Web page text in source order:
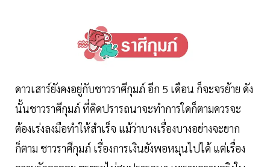
ดาวเสาร์ยังคงอยู่กับชาวราศีกุมภ์ อีก 5 เดือน ก็จะจรย้าย ดัง
นั้นชาวราศีกุมภ์ ที่คิดปรารถนาจะทำการใดก็ตามควรจะ
ต้องเร่งลงมือทำให้สำเร็จ แม้ว่าบางเรื่องบางอย่างจะยาก
ก็ตาม ชาวราศีกุมภ์ เรื่องการเงินยังพอหมุนไปได้ แต่เรื่อง